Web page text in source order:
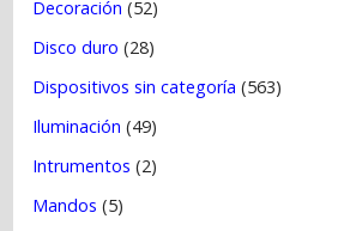
Decoración (52)
Disco duro (28)
Dispositivos sin categoría (563)
Iluminación (49)
Intrumentos (2)
Mandos (5)